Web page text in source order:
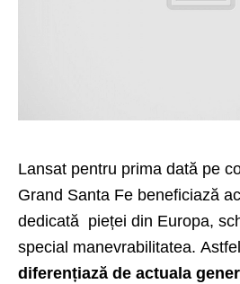
Lansat pentru prima dată pe
Grand Santa Fe beneficiază
dedicată pieței din Europa,
special manevrabilitatea.
diferențiază de actuala